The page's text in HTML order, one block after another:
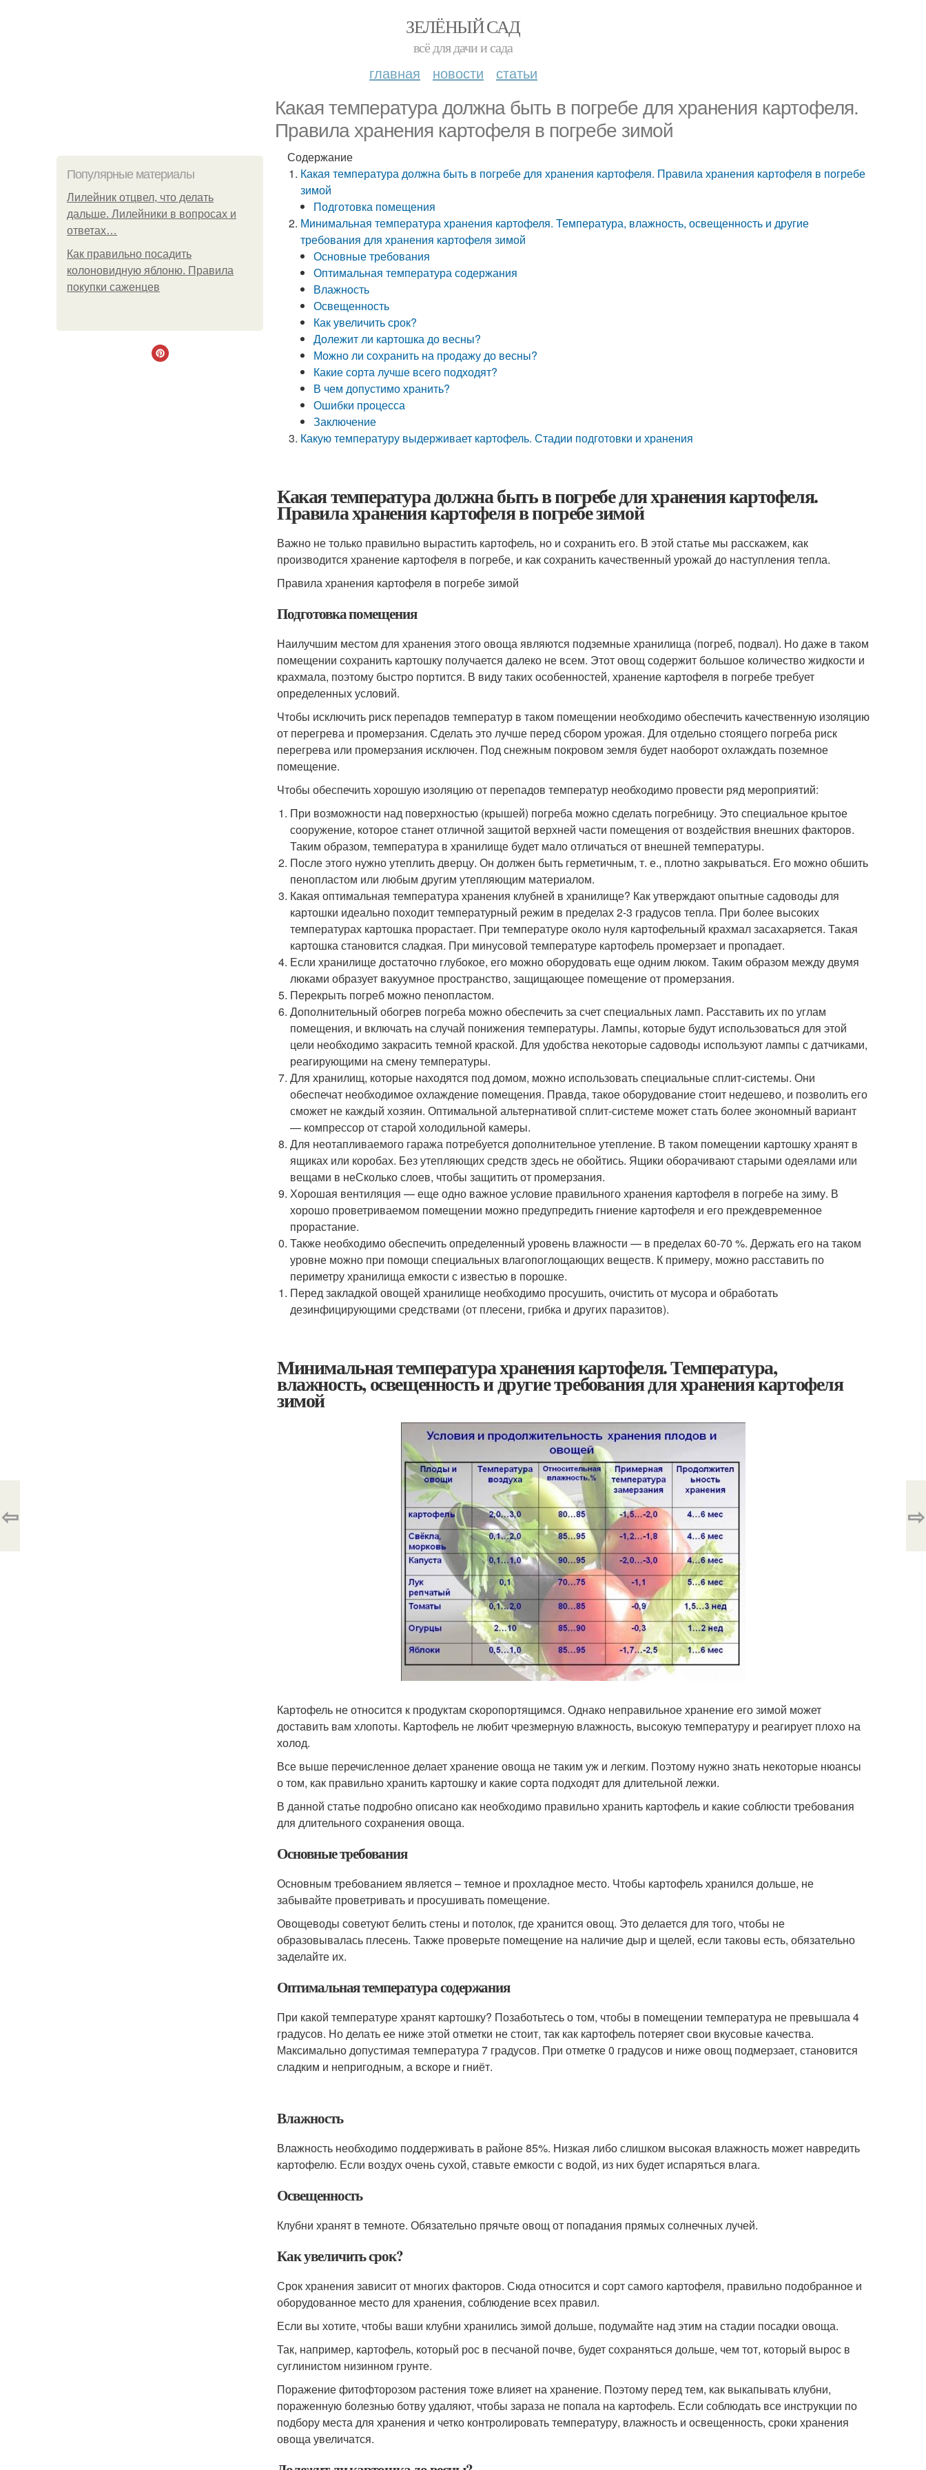
ЗЕЛЁНЫЙ САД
всё для дачи и сада
главная новости статьи
Какая температура должна быть в погребе для хранения картофеля.
Правила хранения картофеля в погребе зимой
Популярные материалы
Лилейник отцвел, что делать
дальше. Лилейники в вопросах и
ответах…
Как правильно посадить
колоновидную яблоню. Правила
покупки саженцев
Содержание
Какая температура должна быть в погребе для хранения картофеля. Правила хранения картофеля в погребе
зимой
Подготовка помещения
Минимальная температура хранения картофеля. Температура, влажность, освещенность и другие
требования для хранения картофеля зимой
Основные требования
Оптимальная температура содержания
Влажность
Освещенность
Как увеличить срок?
Долежит ли картошка до весны?
Можно ли сохранить на продажу до весны?
Какие сорта лучше всего подходят?
В чем допустимо хранить?
Ошибки процесса
Заключение
Какую температуру выдерживает картофель. Стадии подготовки и хранения
Какая температура должна быть в погребе для хранения картофеля.
Правила хранения картофеля в погребе зимой
Важно не только правильно вырастить картофель, но и сохранить его. В этой статье мы расскажем, как
производится хранение картофеля в погребе, и как сохранить качественный урожай до наступления тепла.
Правила хранения картофеля в погребе зимой
Подготовка помещения
Наилучшим местом для хранения этого овоща являются подземные хранилища (погреб, подвал). Но даже в таком
помещении сохранить картошку получается далеко не всем. Этот овощ содержит большое количество жидкости и
крахмала, поэтому быстро портится. В виду таких особенностей, хранение картофеля в погребе требует
определенных условий.
Чтобы исключить риск перепадов температур в таком помещении необходимо обеспечить качественную изоляцию
от перегрева и промерзания. Сделать это лучше перед сбором урожая. Для отдельно стоящего погреба риск
перегрева или промерзания исключен. Под снежным покровом земля будет наоборот охлаждать поземное
помещение.
Чтобы обеспечить хорошую изоляцию от перепадов температур необходимо провести ряд мероприятий:
При возможности над поверхностью (крышей) погреба можно сделать погребницу. Это специальное крытое
сооружение, которое станет отличной защитой верхней части помещения от воздействия внешних факторов.
Таким образом, температура в хранилище будет мало отличаться от внешней температуры.
После этого нужно утеплить дверцу. Он должен быть герметичным, т. е., плотно закрываться. Его можно обшить
пенопластом или любым другим утепляющим материалом.
Какая оптимальная температура хранения клубней в хранилище? Как утверждают опытные садоводы для
картошки идеально походит температурный режим в пределах 2-3 градусов тепла. При более высоких
температурах картошка прорастает. При температуре около нуля картофельный крахмал засахаряется. Такая
картошка становится сладкая. При минусовой температуре картофель промерзает и пропадает.
Если хранилище достаточно глубокое, его можно оборудовать еще одним люком. Таким образом между двумя
люками образует вакуумное пространство, защищающее помещение от промерзания.
Перекрыть погреб можно пенопластом.
Дополнительный обогрев погреба можно обеспечить за счет специальных ламп. Расставить их по углам
помещения, и включать на случай понижения температуры. Лампы, которые будут использоваться для этой
цели необходимо закрасить темной краской. Для удобства некоторые садоводы используют лампы с датчиками,
реагирующими на смену температуры.
Для хранилищ, которые находятся под домом, можно использовать специальные сплит-системы. Они
обеспечат необходимое охлаждение помещения. Правда, такое оборудование стоит недешево, и позволить его
сможет не каждый хозяин. Оптимальной альтернативой сплит-системе может стать более экономный вариант
— компрессор от старой холодильной камеры.
Для неотапливаемого гаража потребуется дополнительное утепление. В таком помещении картошку хранят в
ящиках или коробах. Без утепляющих средств здесь не обойтись. Ящики оборачивают старыми одеялами или
вещами в неСколько слоев, чтобы защитить от промерзания.
Хорошая вентиляция — еще одно важное условие правильного хранения картофеля в погребе на зиму. В
хорошо проветриваемом помещении можно предупредить гниение картофеля и его преждевременное
прорастание.
Также необходимо обеспечить определенный уровень влажности — в пределах 60-70 %. Держать его на таком
уровне можно при помощи специальных влагопоглощающих веществ. К примеру, можно расставить по
периметру хранилища емкости с известью в порошке.
Перед закладкой овощей хранилище необходимо просушить, очистить от мусора и обработать
дезинфицирующими средствами (от плесени, грибка и других паразитов).
Минимальная температура хранения картофеля. Температура,
влажность, освещенность и другие требования для хранения картофеля
зимой
Картофель не относится к продуктам скоропортящимся. Однако неправильное хранение его зимой может
доставить вам хлопоты. Картофель не любит чрезмерную влажность, высокую температуру и реагирует плохо на
холод.
Все выше перечисленное делает хранение овоща не таким уж и легким. Поэтому нужно знать некоторые нюансы
о том, как правильно хранить картошку и какие сорта подходят для длительной лежки.
В данной статье подробно описано как необходимо правильно хранить картофель и какие соблюсти требования
для длительного сохранения овоща.
Основные требования
Основным требованием является – темное и прохладное место. Чтобы картофель хранился дольше, не
забывайте проветривать и просушивать помещение.
Овощеводы советуют белить стены и потолок, где хранится овощ. Это делается для того, чтобы не
образовывалась плесень. Также проверьте помещение на наличие дыр и щелей, если таковы есть, обязательно
заделайте их.
Оптимальная температура содержания
При какой температуре хранят картошку? Позаботьтесь о том, чтобы в помещении температура не превышала 4
градусов. Но делать ее ниже этой отметки не стоит, так как картофель потеряет свои вкусовые качества.
Максимально допустимая температура 7 градусов. При отметке 0 градусов и ниже овощ подмерзает, становится
сладким и непригодным, а вскоре и гниёт.
Влажность
Влажность необходимо поддерживать в районе 85%. Низкая либо слишком высокая влажность может навредить
картофелю. Если воздух очень сухой, ставьте емкости с водой, из них будет испаряться влага.
Освещенность
Клубни хранят в темноте. Обязательно прячьте овощ от попадания прямых солнечных лучей.
Как увеличить срок?
Срок хранения зависит от многих факторов. Сюда относится и сорт самого картофеля, правильно подобранное и
оборудованное место для хранения, соблюдение всех правил.
Если вы хотите, чтобы ваши клубни хранились зимой дольше, подумайте над этим на стадии посадки овоща.
Так, например, картофель, который рос в песчаной почве, будет сохраняться дольше, чем тот, который вырос в
суглинистом низинном грунте.
Поражение фитофторозом растения тоже влияет на хранение. Поэтому перед тем, как выкапывать клубни,
пораженную болезнью ботву удаляют, чтобы зараза не попала на картофель. Если соблюдать все инструкции по
подбору места для хранения и четко контролировать температуру, влажность и освещенность, сроки хранения
овоща увеличатся.
⇦ ⇨